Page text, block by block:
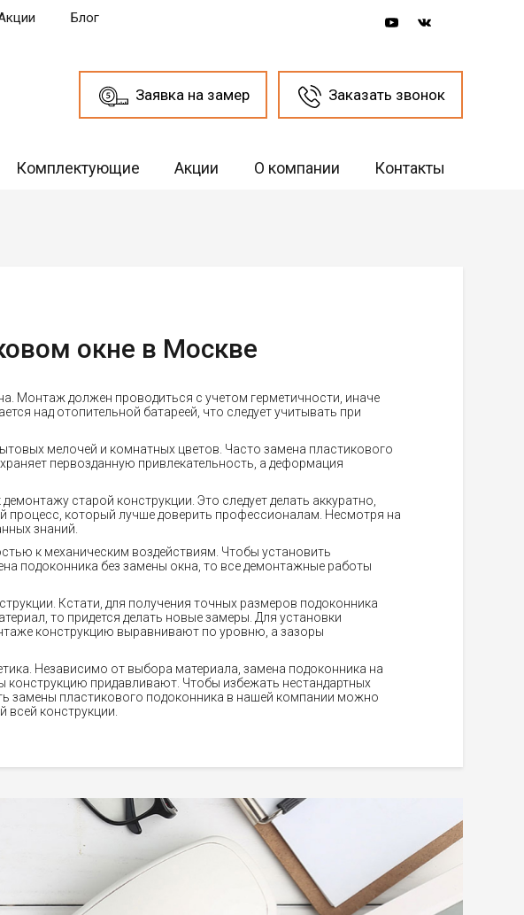
Блог
Заявка на замер Заказать звонок
Комплектующие Акции О компании Контакты
окне в Москве
Монтаж должен проводиться с учетом герметичности, иначе
над отопительной батареей, что следует учитывать при
мелочей и комнатных цветов. Часто замена пластикового
первозданную привлекательность, а деформация
старой конструкции. Это следует делать аккуратно,
процесс, который лучше доверить профессионалам. Несмотря на
знаний.
к механическим воздействиям. Чтобы установить
подоконника без замены окна, то все демонтажные работы
Кстати, для получения точных размеров подоконника
то придется делать новые замеры. Для установки
конструкцию выравнивают по уровню, а зазоры
Независимо от выбора материала, замена подоконника на
придавливают. Чтобы избежать нестандартных
замены пластикового подоконника в нашей компании можно
всей конструкции.